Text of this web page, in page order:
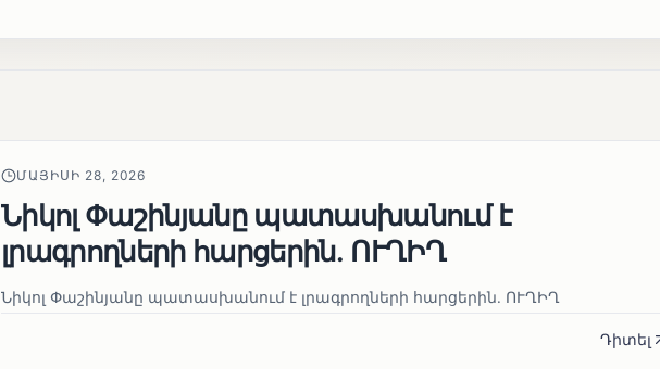
ՄԱՅԻՍԻ 28, 2026
Նիկոլ Փաշինյանը պատասխանում է
լրագրողների հարցերին․ ՈՒՂԻՂ
Նիկոլ Փաշինյանը պատասխանում է լրագրողների հարցերին․ ՈՒՂԻՂ
Դիտել